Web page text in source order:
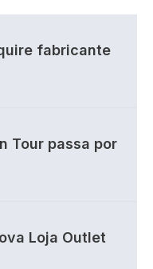
fabricante
Tour passa por
Loja Outlet